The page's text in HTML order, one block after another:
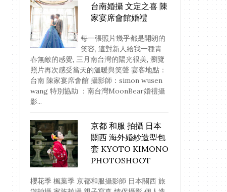
台南婚攝 文定之喜 陳
家宴席會館婚禮
每一張照片幾乎都是開朗的
笑容, 這對新人給我一種青
春無敵的感覺, 三月南台灣的陽光很美, 瀏覽
照片再次感受當天的溫暖與笑聲 宴客地點：
台南 陳家宴席會館 攝影師：simon wusen
wang 特別協助 ：南台灣MoonBear婚禮攝
影...
京都 和服 拍攝 日本
關西 海外婚紗造型包
套 KYOTO KIMONO
PHOTOSHOOT
櫻花季 楓葉季 京都和服攝影師 日本關西 旅